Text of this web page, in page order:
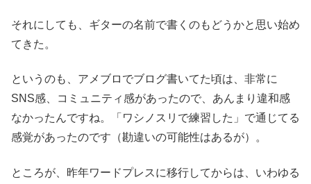
それにしても、ギターの名前で書くのもどうかと思い始め
てきた。
というのも、アメブロでブログ書いてた頃は、非常に
SNS感、コミュニティ感があったので、あんまり違和感
なかったんですね。「ワシノスリで練習した」で通じてる
感覚があったのです（勘違いの可能性はあるが）。
ところが、昨年ワードプレスに移行してからは、いわゆる